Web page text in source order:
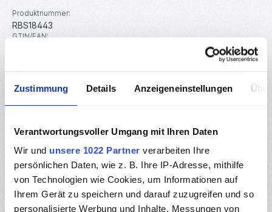
Zustimmung Details Anzeigeneinstellungen
Verantwortungsvoller Umgang mit Ihren Daten
Wir und unsere 1022 Partner verarbeiten Ihre
persönlichen Daten, wie z. B. Ihre IP-Adresse, mithilfe
von Technologien wie Cookies, um Informationen auf
Ihrem Gerät zu speichern und darauf zuzugreifen und so
personalisierte Werbung und Inhalte, Messungen von
Produktnummer:
RBS18443
GTIN/EAN:
Das MP3 WAV Wiedergabe Modul YS M3 ist ein kompaktes
Audio Modul mit integriertem 5W Class D Verstärker und
Eigenschaften
Downloads